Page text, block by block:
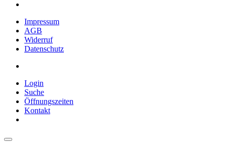
Impressum
AGB
Widerruf
Datenschutz
Login
Suche
Öffnungszeiten
Kontakt